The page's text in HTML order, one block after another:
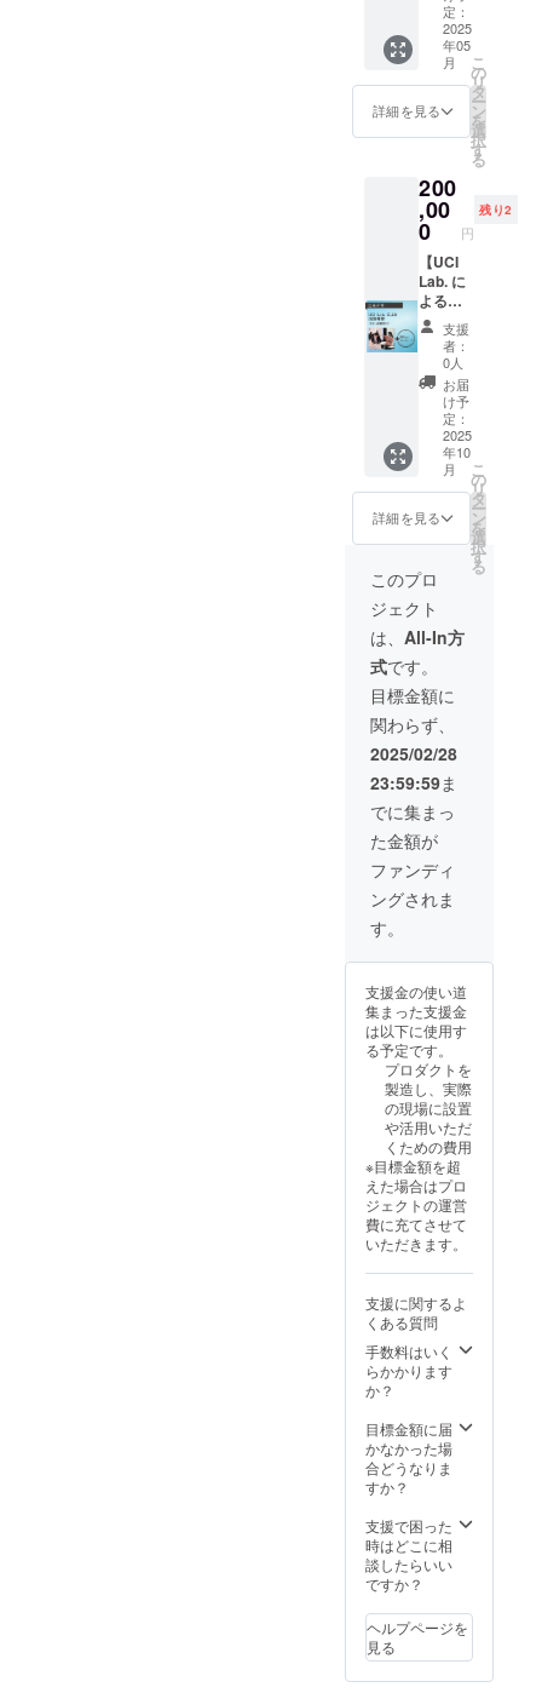
＋税）
をご支
援くだ
さる皆
負担い
ただく
りま
す。何
卒ご理
解の程
よろし
くお願
い致し
ます。
に該当
しま
す。
※「CA
MPFIRE
for
Social
課題の
解決を
図る活
動を支
援する
もので
す。支
援金額
の手数
（12％
＋税）
をご支
援くだ
さる皆
様にご
ただく
事にな
す。何
卒ご理
解の程
よろし
くお願
い致し
ます。
負担い
ただく
事にな
りま
卒ご理
解の程
い致し
ます。
ン」を
お届け
しま
す。 今
日のイ
ノベー
場や専
門の異
なる著
者3名が
エスノ
グラ
フィッ
クに記
述し、
対話的
に思索
した野
心的著
作（紹
介文よ
り） 今
回のプ
ロジェ
がって
UCI
Lab.の
地道な
アプ
ローチ
を、
様々な
視点か
く知る
ことが
できま
す。 ※
このプ
ロジェ
クトは
for
Social
good」
に該当
しま
す。
※「CA
MPFIRE
for
Social
good」
は社会
課題の
解決を
図る活
動を支
援する
もので
す。支
援金額
の手数
料
をご支
援くだ
さる皆
ただく
事にな
りま
す。何
解の程
よろし
くお願
い致し
広い
方々
に”櫛先
生流の
デザイ
ン・
験して
いただ
くため
のプロ
グラム
を特別
に準備
いただ
きまし
た。 ・
日程：5
月実施
予定
後日支
援者の
皆様と
櫛先生
の予定
所：東
京都
内 後
日調整
の上ご
連絡 ・
所要時
間：1日
（午前
10時−午
後5時な
ど）を
想定 ・
クラウ
ドファ
ンディ
ング終
了後、
場など
詳細情
報を
メール
にてご
案内し
ます。
・実施
最少催
行人数3
名 ※
万が一
人数に
満たな
かった
場合に
は、同
の「オ
ンライ
ン講
義」と
組むイ
ノベー
ション
のセッ
トに変
更する
など別
談させ
ていた
だきま
す。 ※
ンパク
ト脱臭
機と
バッグ
などの
セッ
ト）、
お礼の
セージ
付き】
本プロ
ジェク
トで寄
贈する
プロダ
クトの
１つ
「いつ
ものも
しもの
みんな
の快適
なんで
もバッ
グ」
を、寄
贈する
スペッ
クと同
じもの
をお届
けしま
す。 皆
さんの
ご家庭
や施設
でも、
いつも
のとき
の「洗
えない
におい
のケ
ア」に
ご活用
いただ
時にも
ことが
できま
す。 ぜ
ひ、実
際の効
果を実
感して
みてく
ださ
い！
《同梱
物》 ■
パナソ
ニック
ナノ
ンパク
ト脱臭
機 (MS-
DM10)
・消費
約3
W（本
体の
み） ・
法
（約）
：幅84×
奥行34×
mm ・
質量：
約180 g
・専用
定：
2025
年05
月
詳細を見る
こ
の
リ
タ
ー
ン
を
選
択
す
る
200
,00
0 円
残り2
【UCI
Lab. に
よる出
張研修
（1日・
企業向
け）】
プロ
ジェク
トメン
バーで
あるUCI
Lab.合
同会社
による
出張研
修（１
日）で
す。 研
修内容
（予
定）
「生活
者起点
のイノ
ベー
ション
創出研
修-リ
サーチ
編-」 ・
インタ
ビュー
技法に
プロセ
※4〜20
名程度
を想定
※午前10
時ー午
後5時を
想定 ・
日程：
後日調
整 ・場
所：ご
依頼に
より調
整可能
※クラウ
ンディ
ング終
了後、
日時候
補・会
いて
メール
で個別
ご相談
いただ
きま
す。 ※
首都圏
３県）
以外の
場合、
講師（2
支援
者：
0人
お届
け予
定：
2025
年10
月
詳細を見る
こ
の
リ
タ
ー
ン
を
選
択
す
る
このプロ
ジェクト
は、 All-In方
式です。
目標金額に
関わらず、
2025/02/28
23:59:59ま
でに集まっ
た金額が
ファンディ
ングされま
す。
支援金の使い道
集まった支援金
は以下に使用す
る予定です。
プロダクトを
製造し、実際
の現場に設置
や活用いただ
くための費用
※目標金額を超
えた場合はプロ
ジェクトの運営
費に充てさせて
いただきます。
支援に関するよ
くある質問
手数料はいく
らかかります
か？
目標金額に届
かなかった場
合どうなりま
すか？
支援で困った
時はどこに相
談したらいい
ですか？
ヘルプページを
見る